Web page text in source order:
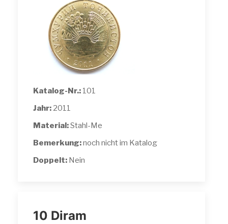
Katalog-Nr.: 101
Jahr: 2011
Material:Stahl-Me
Bemerkung:noch nicht im Katalog
Doppelt: Nein
10 Diram